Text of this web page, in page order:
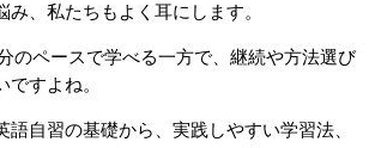
み、私たちもよく耳にします。
のペースで学べる一方で、継続や方法選び
すよね。
語自習の基礎から、実践しやすい学習法、